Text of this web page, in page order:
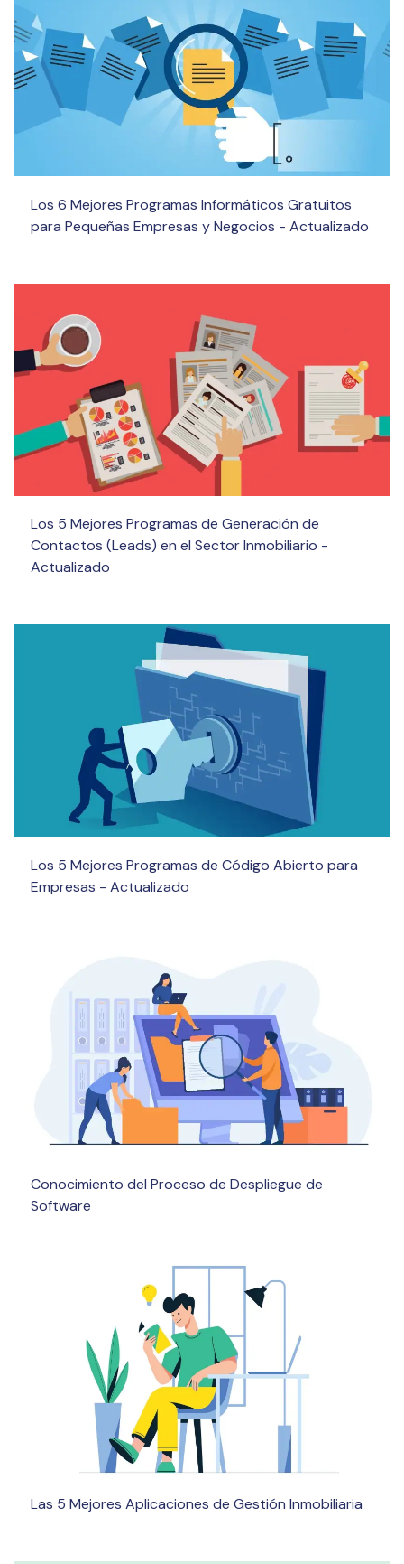
Los 6 Mejores Programas Informáticos Gratuitos
para Pequeñas Empresas y Negocios - Actualizado
Los 5 Mejores Programas de Generación de
Contactos (Leads) en el Sector Inmobiliario -
Actualizado
Los 5 Mejores Programas de Código Abierto para
Empresas - Actualizado
Conocimiento del Proceso de Despliegue de
Software
Las 5 Mejores Aplicaciones de Gestión Inmobiliaria